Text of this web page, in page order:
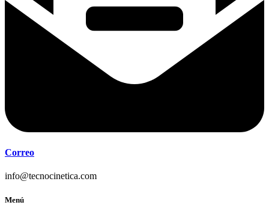
Correo
info@tecnocinetica.com
Menú